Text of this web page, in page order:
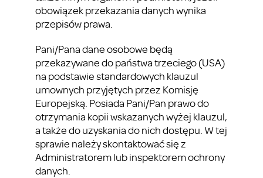
obowiązek przekazania danych wynika
przepisów prawa.
Pani/Pana dane osobowe będą
przekazywane do państwa trzeciego (USA)
na podstawie standardowych klauzul
umownych przyjętych przez Komisję
Europejską. Posiada Pani/Pan prawo do
otrzymania kopii wskazanych wyżej klauzul,
a także do uzyskania do nich dostępu. W tej
sprawie należy skontaktować się z
Administratorem lub inspektorem ochrony
danych.